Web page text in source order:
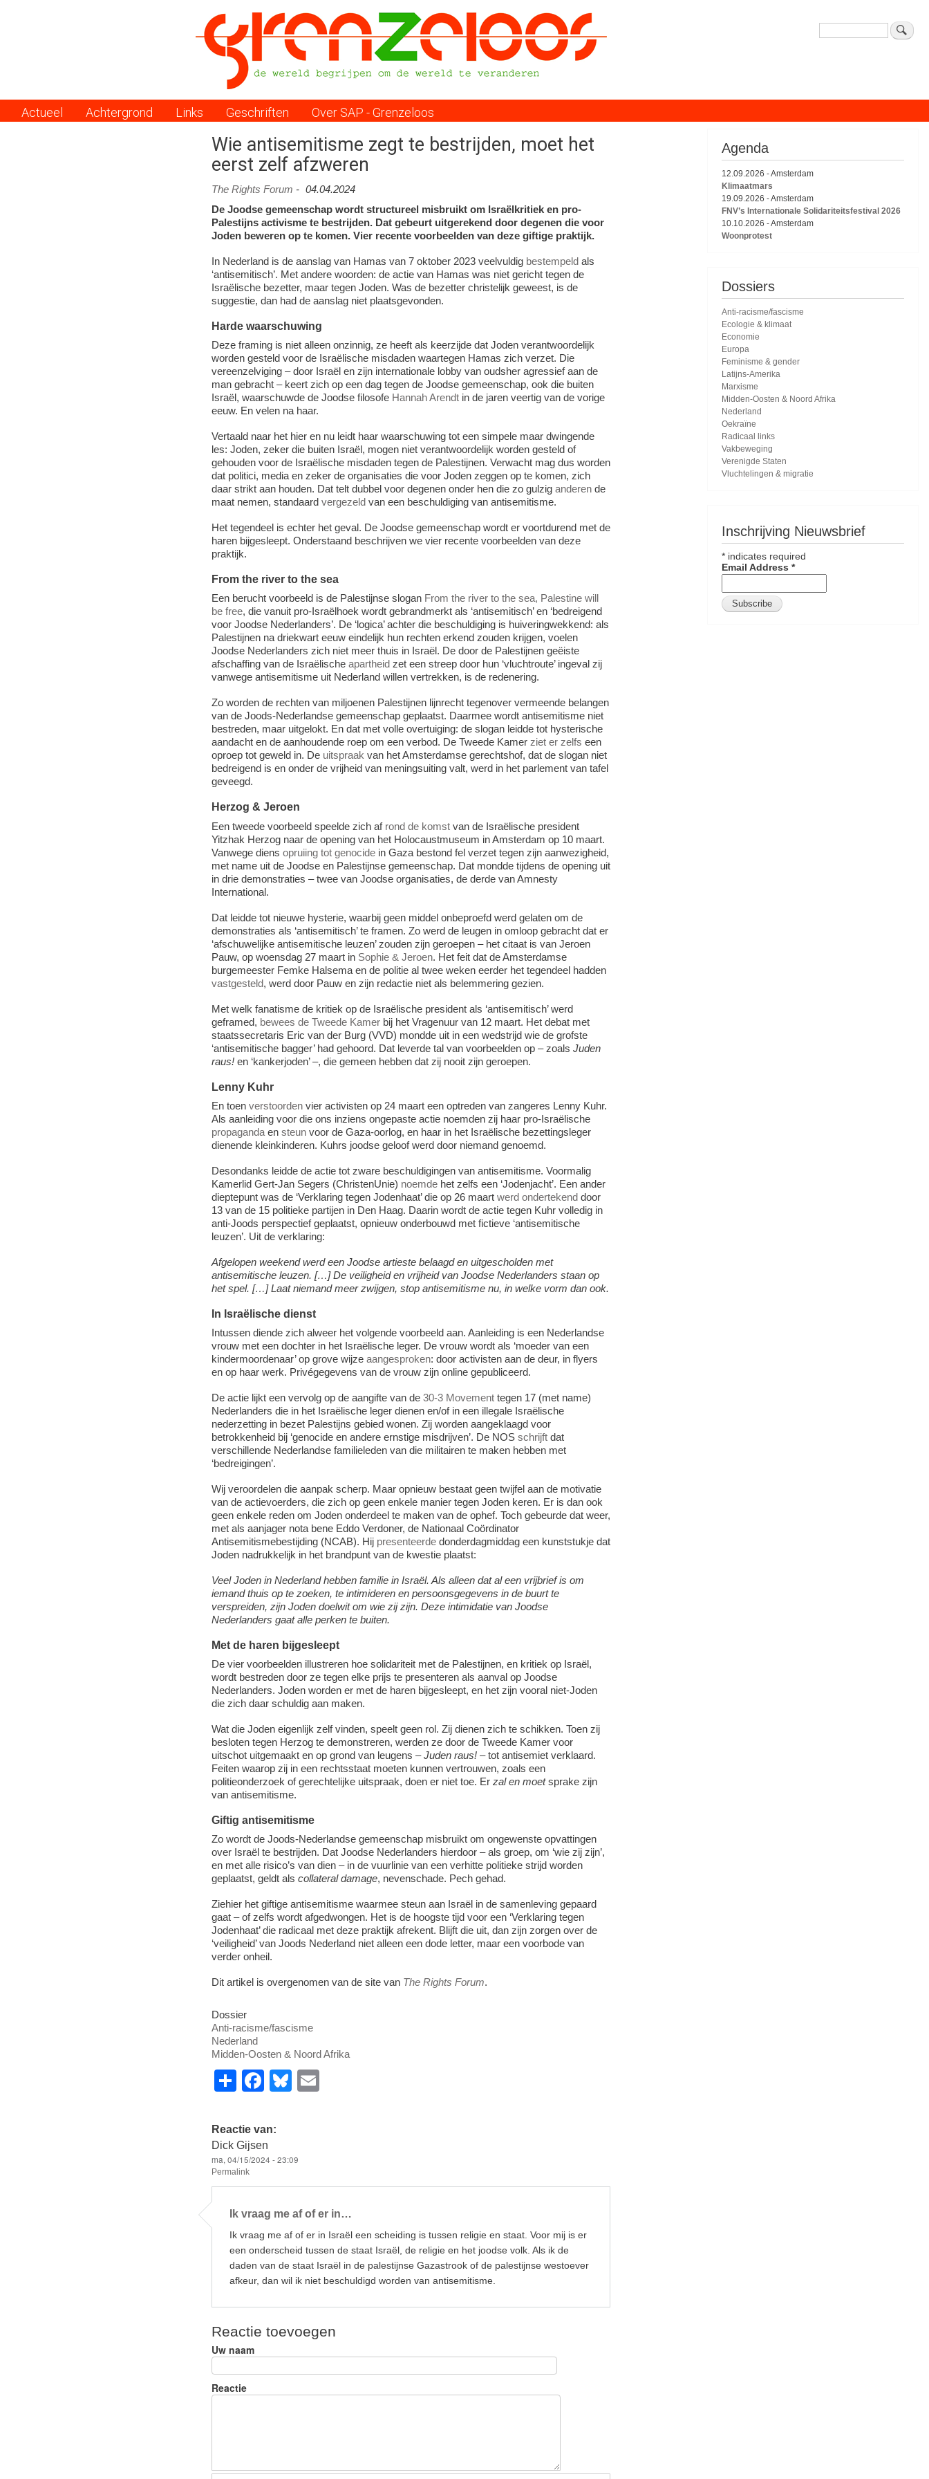
naar
inhoud
Zoeken
MenuActueel Achtergrond Links Geschriften Over SAP - Grenzeloos
Wie antisemitisme zegt te bestrijden, moet het
eerst zelf afzweren
The Rights Forum - 04.04.2024
De Joodse gemeenschap wordt structureel misbruikt om Israëlkritiek en pro-
Palestijns activisme te bestrijden. Dat gebeurt uitgerekend door degenen die voor
Joden beweren op te komen. Vier recente voorbeelden van deze giftige praktijk.
In Nederland is de aanslag van Hamas van 7 oktober 2023 veelvuldig bestempeldals
‘antisemitisch’. Met andere woorden: de actie van Hamas was niet gericht tegen de
Israëlische bezetter, maar tegen Joden. Was de bezetter christelijk geweest, is de
suggestie, dan had de aanslag niet plaatsgevonden.
Harde waarschuwing
Deze framing is niet alleen onzinnig, ze heeft als keerzijde dat Joden verantwoordelijk
worden gesteld voor de Israëlische misdaden waartegen Hamas zich verzet. Die
vereenzelviging – door Israël en zijn internationale lobby van oudsher agressief aan de
man gebracht – keert zich op een dag tegen de Joodse gemeenschap, ook die buiten
Israël, waarschuwde de Joodse filosofe Hannah Arendtin de jaren veertig van de vorige
eeuw. En velen na haar.
Vertaald naar het hier en nu leidt haar waarschuwing tot een simpele maar dwingende
les: Joden, zeker die buiten Israël, mogen niet verantwoordelijk worden gesteld of
gehouden voor de Israëlische misdaden tegen de Palestijnen. Verwacht mag dus worden
dat politici, media en zeker de organisaties die voor Joden zeggen op te komen, zich
daar strikt aan houden. Dat telt dubbel voor degenen onder hen die zo gulzig anderende
maat nemen, standaard vergezeldvan een beschuldiging van antisemitisme.
Het tegendeel is echter het geval. De Joodse gemeenschap wordt er voortdurend met de
haren bijgesleept. Onderstaand beschrijven we vier recente voorbeelden van deze
praktijk.
From the river to the sea
Een berucht voorbeeld is de Palestijnse slogan From the river to the sea, Palestine will
be free, die vanuit pro-Israëlhoek wordt gebrandmerkt als ‘antisemitisch’ en ‘bedreigend
voor Joodse Nederlanders’. De ‘logica’ achter die beschuldiging is huiveringwekkend: als
Palestijnen na driekwart eeuw eindelijk hun rechten erkend zouden krijgen, voelen
Joodse Nederlanders zich niet meer thuis in Israël. De door de Palestijnen geëiste
afschaffing van de Israëlische apartheidzet een streep door hun ‘vluchtroute’ ingeval zij
vanwege antisemitisme uit Nederland willen vertrekken, is de redenering.
Zo worden de rechten van miljoenen Palestijnen lijnrecht tegenover vermeende belangen
van de Joods-Nederlandse gemeenschap geplaatst. Daarmee wordt antisemitisme niet
bestreden, maar uitgelokt. En dat met volle overtuiging: de slogan leidde tot hysterische
aandacht en de aanhoudende roep om een verbod. De Tweede Kamer ziet er zelfs een
oproep tot geweld in. De uitspraakvan het Amsterdamse gerechtshof, dat de slogan niet
bedreigend is en onder de vrijheid van meningsuiting valt, werd in het parlement van tafel
geveegd.
Herzog & Jeroen
Een tweede voorbeeld speelde zich af rond de komstvan de Israëlische president
Yitzhak Herzog naar de opening van het Holocaust­museum in Amsterdam op 10 maart.
Vanwege diens opruiing tot genocidein Gaza bestond fel verzet tegen zijn aanwezigheid,
met name uit de Joodse en Palestijnse gemeenschap. Dat mondde tijdens de opening uit
in drie demonstraties – twee van Joodse organisaties, de derde van Amnesty
International.
Dat leidde tot nieuwe hysterie, waarbij geen middel onbeproefd werd gelaten om de
demonstraties als ‘antisemitisch’ te framen. Zo werd de leugen in omloop gebracht dat er
‘afschuwelijke antisemitische leuzen’ zouden zijn geroepen – het citaat is van Jeroen
Pauw, op woensdag 27 maart in Sophie & Jeroen. Het feit dat de Amsterdamse
burgemeester Femke Halsema en de politie al twee weken eerder het tegendeel hadden
vastgesteld, werd door Pauw en zijn redactie niet als belemmering gezien.
Met welk fanatisme de kritiek op de Israëlische president als ‘antisemitisch’ werd
geframed, bewees de Tweede Kamerbij het Vragenuur van 12 maart. Het debat met
staatssecretaris Eric van der Burg (VVD) mondde uit in een wedstrijd wie de grofste
‘antisemitische bagger’ had gehoord. Dat leverde tal van voorbeelden op – zoals Juden
raus! en ‘kanker­joden’ –, die gemeen hebben dat zij nooit zijn geroepen.
Lenny Kuhr
En toen verstoordenvier activisten op 24 maart een optreden van zangeres Lenny Kuhr.
Als aanleiding voor die ons inziens ongepaste actie noemden zij haar pro-Israëlische
propagandaen steunvoor de Gaza-oorlog, en haar in het Israëlische bezettingsleger
dienende kleinkinderen. Kuhrs joodse geloof werd door niemand genoemd.
Desondanks leidde de actie tot zware beschuldigingen van antisemitisme. Voormalig
Kamerlid Gert-Jan Segers (ChristenUnie) noemdehet zelfs een ‘Jodenjacht’. Een ander
dieptepunt was de ‘Verklaring tegen Jodenhaat’ die op 26 maart werd ondertekenddoor
13 van de 15 politieke partijen in Den Haag. Daarin wordt de actie tegen Kuhr volledig in
anti-Joods perspectief geplaatst, opnieuw onderbouwd met fictieve ‘antisemitische
leuzen’. Uit de verklaring:
Afgelopen weekend werd een Joodse artieste belaagd en uitgescholden met
antisemitische leuzen. […] De veiligheid en vrijheid van Joodse Nederlanders staan op
het spel. […] Laat niemand meer zwijgen, stop antisemitisme nu, in welke vorm dan ook.
In Israëlische dienst
Intussen diende zich alweer het volgende voorbeeld aan. Aanleiding is een Nederlandse
vrouw met een dochter in het Israëlische leger. De vrouw wordt als ‘moeder van een
kindermoordenaar’ op grove wijze aangesproken: door activisten aan de deur, in flyers
en op haar werk. Privégegevens van de vrouw zijn online gepubliceerd.
De actie lijkt een vervolg op de aangifte van de 30-3 Movementtegen 17 (met name)
Nederlanders die in het Israëlische leger dienen en/of in een illegale Israëlische
nederzetting in bezet Palestijns gebied wonen. Zij worden aangeklaagd voor
betrokkenheid bij ‘genocide en andere ernstige misdrijven’. De NOS schrijftdat
verschillende Nederlandse familie­leden van die militairen te maken hebben met
‘bedreigingen’.
Wij veroordelen die aanpak scherp. Maar opnieuw bestaat geen twijfel aan de motivatie
van de actievoerders, die zich op geen enkele manier tegen Joden keren. Er is dan ook
geen enkele reden om Joden onderdeel te maken van de ophef. Toch gebeurde dat weer,
met als aanjager nota bene Eddo Verdoner, de Nationaal Coördinator
Antisemitismebestijding (NCAB). Hij presenteerdedonderdagmiddag een kunststukje dat
Joden nadrukkelijk in het brandpunt van de kwestie plaatst:
Veel Joden in Nederland hebben familie in Israël. Als alleen dat al een vrijbrief is om
iemand thuis op te zoeken, te intimideren en persoonsgegevens in de buurt te
verspreiden, zijn Joden doelwit om wie zij zijn. Deze intimidatie van Joodse
Nederlanders gaat alle perken te buiten.
Met de haren bijgesleept
De vier voorbeelden illustreren hoe solidariteit met de Palestijnen, en kritiek op Israël,
wordt bestreden door ze tegen elke prijs te presenteren als aanval op Joodse
Nederlanders. Joden worden er met de haren bijgesleept, en het zijn vooral niet-Joden
die zich daar schuldig aan maken.
Wat die Joden eigenlijk zelf vinden, speelt geen rol. Zij dienen zich te schikken. Toen zij
besloten tegen Herzog te demonstreren, werden ze door de Tweede Kamer voor
uitschot uitgemaakt en op grond van leugens –Juden raus!­– tot antisemiet verklaard.
Feiten waarop zij in een rechtsstaat moeten kunnen vertrouwen, zoals een
politieonderzoek of gerechtelijke uitspraak, doen er niet toe. Er zal en moetsprake zijn
van antisemitisme.
Giftig antisemitisme
Zo wordt de Joods-Nederlandse gemeenschap misbruikt om ongewenste opvattingen
over Israël te bestrijden. Dat Joodse Nederlanders hierdoor – als groep, om ‘wie zij zijn’,
en met alle risico’s van dien – in de vuurlinie van een verhitte politieke strijd worden
geplaatst, geldt als collateral damage, nevenschade. Pech gehad.
Ziehier het giftige antisemitisme waarmee steun aan Israël in de samenleving gepaard
gaat – of zelfs wordt afgedwongen. Het is de hoogste tijd voor een ‘Verklaring tegen
Jodenhaat’ die radicaal met deze praktijk afrekent. Blijft die uit, dan zijn zorgen over de
‘veiligheid’ van Joods Nederland niet alleen een dode letter, maar een voorbode van
verder onheil.
Dit artikel is overgenomen van de site van The Rights Forum.
Dossier
Anti-racisme/fascisme
Nederland
Midden-Oosten & Noord Afrika
S
ar
e
F
c
e
b
o
o
k
Bl
y
E
Reactie van:
Dick Gijsen
ma, 04/15/2024 - 23:09
Permalink
Ik vraag me af of er in…
Ik vraag me af of er in Israël een scheiding is tussen religie en staat. Voor mij is er
een onderscheid tussen de staat Israël, de religie en het joodse volk. Als ik de
daden van de staat Israël in de palestijnse Gazastrook of de palestijnse westoever
afkeur, dan wil ik niet beschuldigd worden van antisemitisme.
Reactie toevoegen
Uw naam
Reactie
Agenda
12.09.2026 -Amsterdam
Klimaatmars
19.09.2026 -Amsterdam
FNV’s Internationale Solidariteitsfestival 2026
10.10.2026 -Amsterdam
Woonprotest
Dossiers
Anti-racisme/fascisme
Ecologie & klimaat
Economie
Europa
Feminisme & gender
Latijns-Amerika
Marxisme
Midden-Oosten & Noord Afrika
Nederland
Oekraïne
Radicaal links
Vakbeweging
Verenigde Staten
Vluchtelingen & migratie
Inschrijving Nieuwsbrief
* indicates required
Email Address *